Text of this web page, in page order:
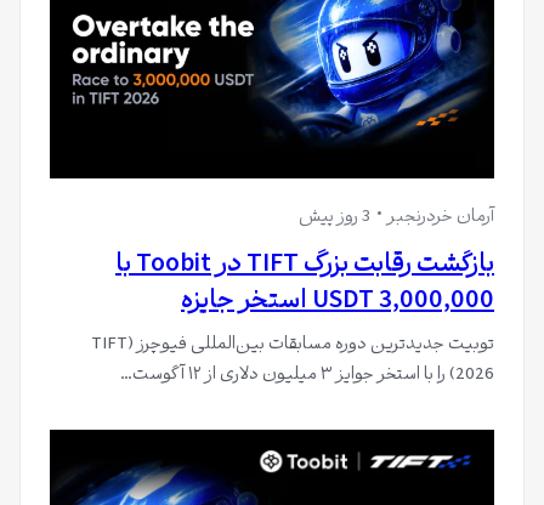
آرمان خردرنجبر 3 روز پیش
بازگشت رقابت بزرگ TIFT در Toobit با
3,000,000 USDT استخر جایزه
توبیت جدیدترین دوره مسابقات بین‌المللی فیوچرز (TIFT
2026) را با استخر جوایز ۳ میلیون دلاری از ۱۲ آگوست…